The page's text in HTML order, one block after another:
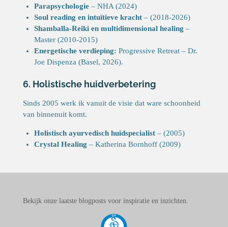
Parapsychologie – NHA (2024)
Soul reading en intuïtieve kracht – (2018-2026)
Shamballa-Reiki en multidimensional healing –
Master (2010-2015)
Energetische verdieping: Progressive Retreat – Dr.
Joe Dispenza (Basel, 2026).
6. Holistische huidverbetering
Sinds 2005 werk ik vanuit de visie dat ware schoonheid
van binnenuit komt.
Holistisch ayurvedisch huidspecialist – (2005)
Crystal Healing – Katherina Bornhoff (2009)
Bekijk onze laatste blogposts voor inspiratie en inzichten.